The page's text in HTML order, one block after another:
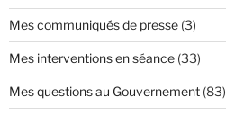
Mes communiqués de presse(3)
Mes interventions en séance(33)
Mes questions au Gouvernement(83)